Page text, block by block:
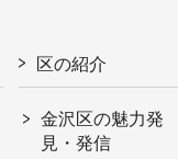
区の紹介
金沢区の魅力発
見・発信